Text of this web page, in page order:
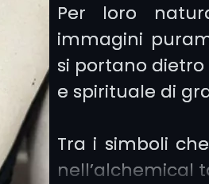
Per loro
immagini
si portano
e spirituale di
Tra i simboli
nell’alchemical